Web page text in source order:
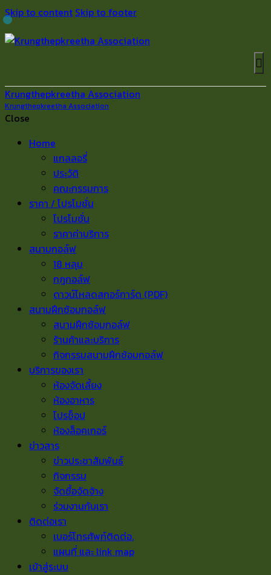
Skip to content Skip to footer
Krungthepkreetha Association
Krungthepkreetha Association
Close
Home
แกลลอรี่
ประวัติ
คณะกรรมการ
ราคา / โปรโมชั่น
โปรโมชั่น
ราคาค่าบริการ
สนามกอล์ฟ
18 หลุม
กฎกอล์ฟ
ดาวน์โหลดสกอร์การ์ด (PDF)
สนามฝึกซ้อมกอล์ฟ
สนามฝึกซ้อมกอล์ฟ
ร้านค้าและบริการ
กิจกรรมสนามฝึกซ้อมกอล์ฟ
บริการของเรา
ห้องจัดเลี้ยง
ห้องอาหาร
โปรช็อป
ห้องล็อคเกอร์
ข่าวสาร
ข่าวประชาสัมพันธ์
กิจกรรม
จัดซื้อจัดจ้าง
ร่วมงานกับเรา
ติดต่อเรา
เบอร์โทรศัพท์ติดต่อ.
แผนที่ และ link map
เข้าสู่ระบบ